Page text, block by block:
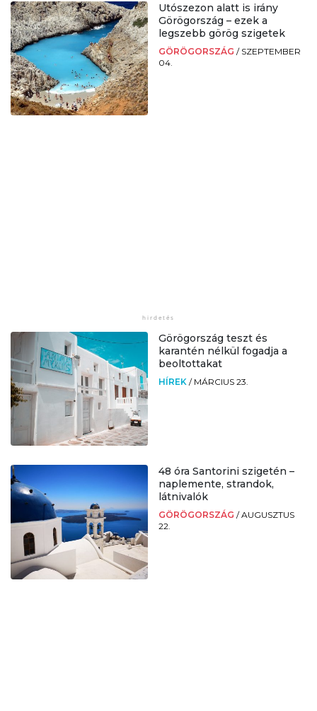
Utószezon alatt is irány
Görögország – ezek a
legszebb görög szigetek
GÖRÖGORSZÁG / SZEPTEMBER
04.
Görögország teszt és
karantén nélkül fogadja a
beoltottakat
HÍREK / MÁRCIUS 23.
48 óra Santorini szigetén –
naplemente, strandok,
látnivalók
GÖRÖGORSZÁG /AUGUSZTUS
22.